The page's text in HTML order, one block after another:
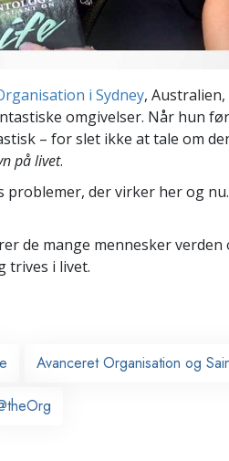
i Sydney,
omgivelser. Når hun
– for slet ikke at tale om
på livet.
problemer, der virker her og
de mange mennesker verden
trives i livet.
Avanceret Organisation og